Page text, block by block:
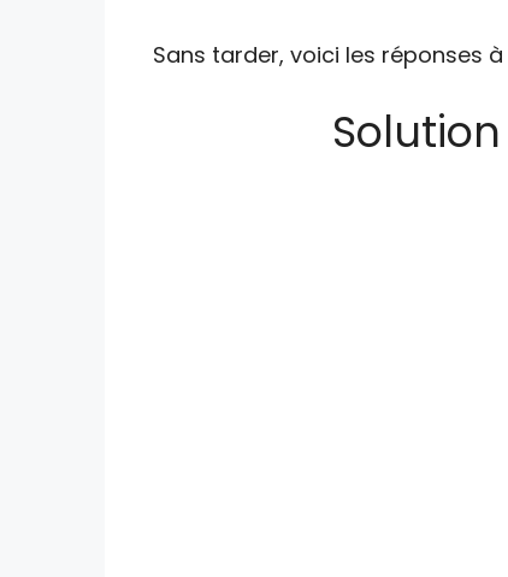
Sans tarder, voici les réponses